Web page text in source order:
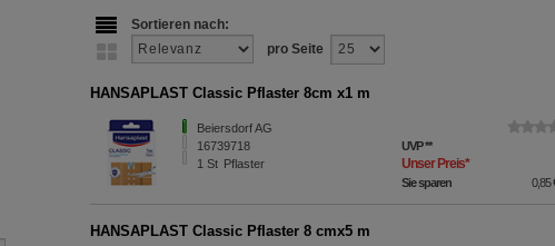
Sortieren nach:
pro Seite
HANSAPLAST Classic Pflaster 8cm x1 m
Beiersdorf AG
16739718
1St Pflaster
UVP**
Unser Preis*
Sie sparen 0,85
HANSAPLAST Classic Pflaster 8 cmx5 m